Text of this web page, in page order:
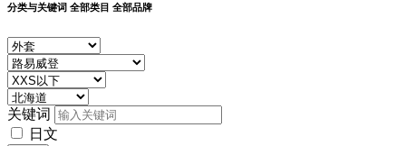
分类与关键词 全部类目 全部品牌
关键词
日文